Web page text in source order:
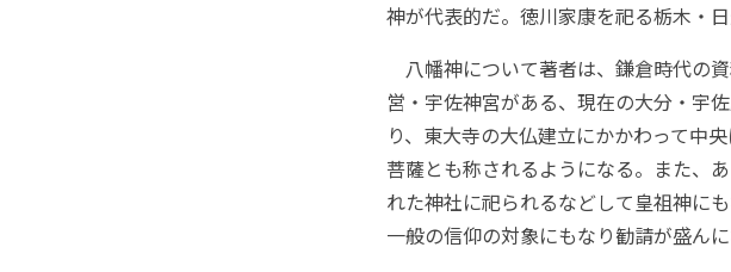
神が代表的だ。徳川家康を祀る栃木・
八幡神について著者は、鎌倉時代の
営・宇佐神宮がある、現在の大分・宇
り、東大寺の大仏建立にかかわって中
菩薩とも称されるようになる。また、
れた神社に祀られるなどして皇祖神に
一般の信仰の対象にもなり勧請が盛んに